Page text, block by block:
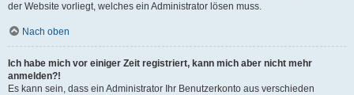
der Website vorliegt, welches ein Administrator lösen muss.
Nach oben
Ich habe mich vor einiger Zeit registriert, kann mich aber nicht mehr
anmelden?!
Es kann sein, dass ein Administrator Ihr Benutzerkonto aus verschieden